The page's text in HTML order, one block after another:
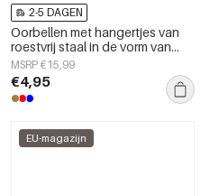
2-5 DAGEN
Oorbellen met hangertjes van
roestvrij staal in de vorm van
een bloem uit de Daily Simple-
serie voor dames.
MSRP €15,99
€4,95
EU-magazijn